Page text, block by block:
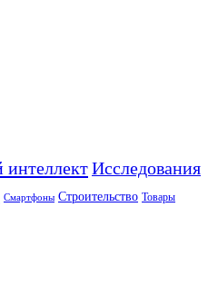
интеллектИсследования
Смартфоны Строительство Товары